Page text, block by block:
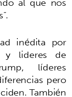
inédita por
y lideres de
líderes
pero
También